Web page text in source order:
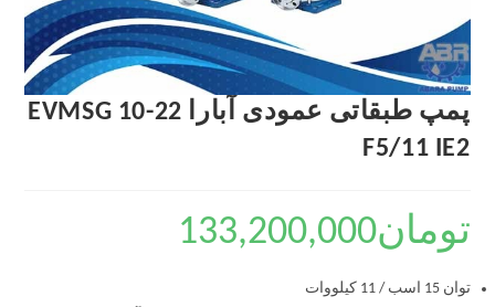
پمپ طبقاتی عمودی آبارا EVMSG 10-22
F5/11 IE2
تومان133,200,000
توان 15 اسب / 11 کیلووات